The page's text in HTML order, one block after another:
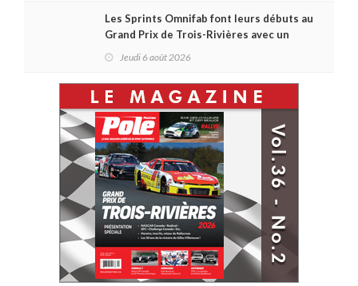
Les Sprints Omnifab font leurs débuts au
Grand Prix de Trois-Rivières avec un
Jeudi 6 août 2026